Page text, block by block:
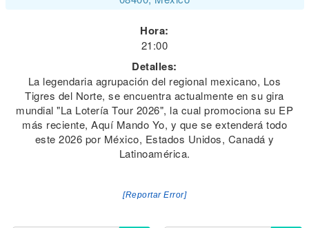
Hora:
21:00
Detalles:
La legendaria agrupación del regional mexicano, Los
Tigres del Norte, se encuentra actualmente en su gira
mundial "La Lotería Tour 2026", la cual promociona su EP
más reciente, Aquí Mando Yo, y que se extenderá todo
este 2026 por México, Estados Unidos, Canadá y
Latinoamérica.
[Reportar Error]